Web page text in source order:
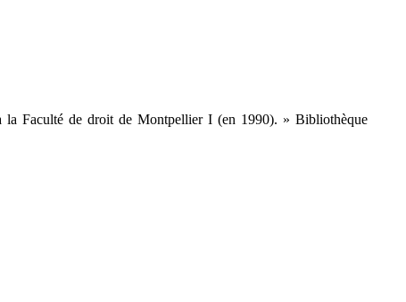
la Faculté de droit de Montpellier I (en 1990). » Bibliothèque